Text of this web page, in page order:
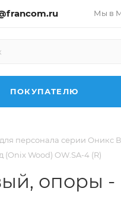
Мы в
ПОКУПАТЕЛЮ
персонала серии Оникс
Wood) OW.SA-4 (R)
опоры